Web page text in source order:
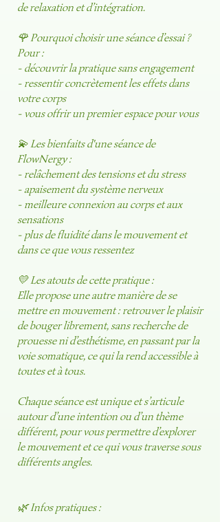
de relaxation et d’intégration.
🌹 Pourquoi choisir une séance d’essai ?
Pour :
- découvrir la pratique sans engagement
- ressentir concrètement les effets dans
votre corps
- vous offrir un premier espace pour vous
💫 Les bienfaits d'une séance de
FlowNergy :
- relâchement des tensions et du stress
- apaisement du système nerveux
- meilleure connexion au corps et aux
sensations
- plus de fluidité dans le mouvement et
dans ce que vous ressentez
💛 Les atouts de cette pratique :
Elle propose une autre manière de se
mettre en mouvement : retrouver le plaisir
de bouger librement, sans recherche de
prouesse ni d’esthétisme, en passant par la
voie somatique, ce qui la rend accessible à
toutes et à tous.
Chaque séance est unique et s’articule
autour d’une intention ou d’un thème
différent, pour vous permettre d’explorer
le mouvement et ce qui vous traverse sous
différents angles.
🌿 Infos pratiques :